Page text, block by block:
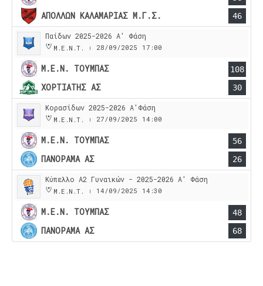
ΑΠΟΛΛΩΝ ΚΑΛΑΜΑΡΙΑΣ Μ.Γ.Σ. 46
Παίδων 2025-2026 Α' Φάση
Μ.Ε.Ν.Τ. | 28/09/2025 17:00
Μ.Ε.Ν. ΤΟΥΜΠΑΣ 108
ΧΟΡΤΙΑΤΗΣ ΑΣ 30
Κορασίδων 2025-2026 Α'Φάση
Μ.Ε.Ν.Τ. | 27/09/2025 14:00
Μ.Ε.Ν. ΤΟΥΜΠΑΣ 56
ΠΑΝΟΡΑΜΑ ΑΣ 26
Κύπελλο Α2 Γυναικών - 2025-2026 Α' Φάση
Μ.Ε.Ν.Τ. | 14/09/2025 14:30
Μ.Ε.Ν. ΤΟΥΜΠΑΣ 48
ΠΑΝΟΡΑΜΑ ΑΣ 68